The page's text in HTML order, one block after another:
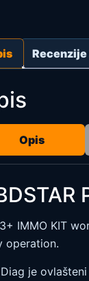
Opis
IMMO KIT
operation.
je